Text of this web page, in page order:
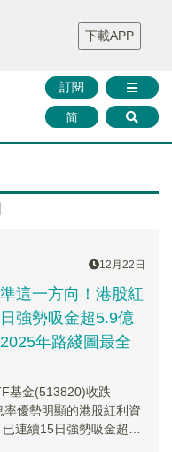
財華證券 媒體矩陣
智庫沙龍
聯絡我們
訂閱
简
下載APP
12月22日
這一方向！港股紅
強勢吸金超5.9億
年路綫圖最全
基金(513820)收跌
優勢明顯的港股紅利資
連續15日強勢吸金超